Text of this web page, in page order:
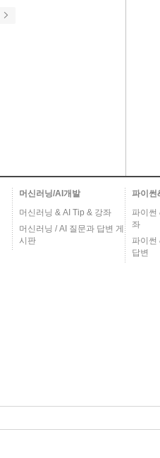
머신러닝/AI개발
머신러닝 & AI Tip & 강좌
머신러닝 / AI 질문과 답변 게
시판
파이썬
파이썬
좌
파이썬
답변